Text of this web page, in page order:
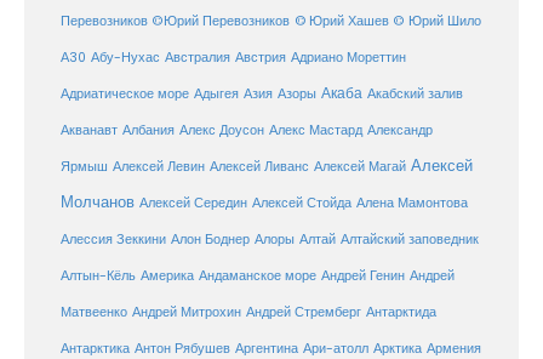
Перевозников ©Юрий Перевозников © Юрий Хашев © Юрий Шило
А30 Абу-Нухас Австралия Австрия Адриано Мореттин
Адриатическое море Адыгея Азия Азоры Акаба Акабский залив
Акванавт Албания Алекс Доусон Алекс Мастард Александр
Ярмыш Алексей Левин Алексей Ливанс Алексей Магай Алексей
Молчанов Алексей Середин Алексей Стойда Алена Мамонтова
Алессия Зеккини Алон Боднер Алоры Алтай Алтайский заповедник
Алтын-Кёль Америка Андаманское море Андрей Генин Андрей
Матвеенко Андрей Митрохин Андрей Стремберг Антарктида
Антарктика Антон Рябушев Аргентина Ари-атолл Арктика Армения